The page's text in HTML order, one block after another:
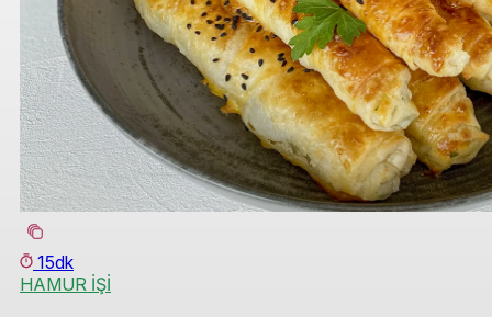
15dk
HAMUR İŞİ